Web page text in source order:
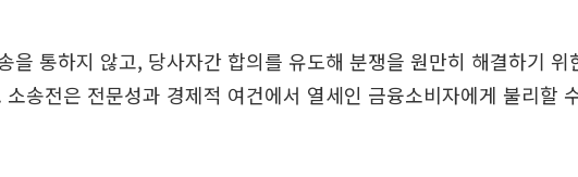
을 통하지 않고, 당사자간 합의를 유도해 분쟁을 원만히 해결하기 위
송전은 전문성과 경제적 여건에서 열세인 금융소비자에게 불리할